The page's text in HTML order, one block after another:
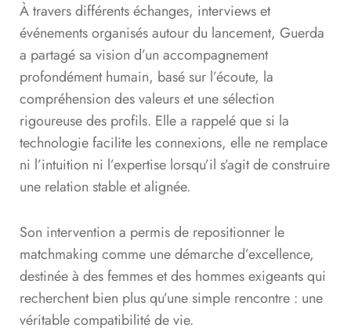
À travers différents échanges, interviews et
événements organisés autour du lancement, Guerda
a partagé sa vision d’un accompagnement
profondément humain, basé sur l’écoute, la
compréhension des valeurs et une sélection
rigoureuse des profils. Elle a rappelé que si la
technologie facilite les connexions, elle ne remplace
ni l’intuition ni l’expertise lorsqu’il s’agit de construire
une relation stable et alignée.
Son intervention a permis de repositionner le
matchmaking comme une démarche d’excellence,
destinée à des femmes et des hommes exigeants qui
recherchent bien plus qu’une simple rencontre : une
véritable compatibilité de vie.